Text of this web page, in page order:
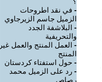
- في نقد اطروحات
الزميل جاسم الزيرجاوي
- البلاشفة الجدد
والتحريفية
- العمل المنتج والعمل غير
المنتج
- حول استفتاء كردستان
- رد على الزميل محمد
رصاص